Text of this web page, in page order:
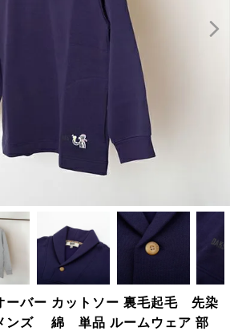
ーバー カットソー 裏毛起毛 先染
ンズ 綿 単品 ルームウェア 部